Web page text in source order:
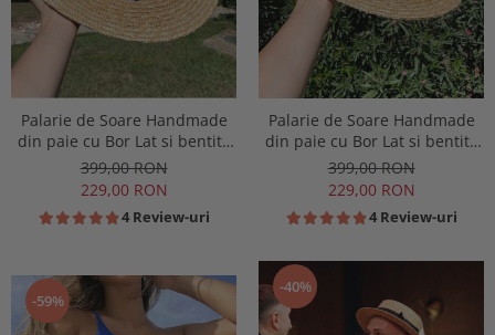
Palarie de Soare Handmade
din paie cu Bor Lat si bentita
colorata detasabila
399,00 RON
229,00 RON
4 Review-uri
Palarie de Soare Handmade
din paie cu Bor Lat si bentita
colorata detasabila
399,00 RON
229,00 RON
4 Review-uri
-59%
-40%